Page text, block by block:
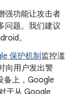
强功能让攻击者
问题。我们建议
。
保护机制监控滥
向用户发出警
备上，Google
于从 Google